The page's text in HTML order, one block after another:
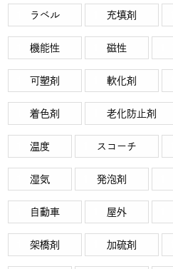
ラベル 充填剤
機能性 磁性
可塑剤 軟化剤
着色剤 老化防止剤
温度 スコーチ
湿気 発泡剤
自動車 屋外
架橋剤 加硫剤